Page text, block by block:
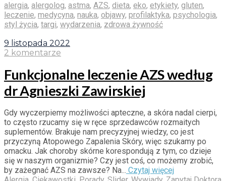
alergia, alergolog, astma, AZS, dieta, eko, etykiety, gluten,
leczenie, medycyna, nauka, objawy, profilaktyka, psychologia,
styl życia, targi, wydarzenia, zdrowa żywność
9 listopada 2022
2 komentarze
Funkcjonalne leczenie AZS według
dr Agnieszki Zawirskiej
Gdy wyczerpiemy możliwości apteczne, a skóra nadal cierpi,
to często rzucamy się w ręce sprzedawców rozmaitych
suplementów. Brakuje nam precyzyjnej wiedzy, co jest
przyczyną Atopowego Zapalenia Skóry, więc szukamy po
omacku. Jak choroby skórne korespondują z tym, co dzieje
się w naszym organizmie? Czy jest coś, co możemy zrobić,
by zażegnać AZS na zawsze? Na... Czytaj więcej